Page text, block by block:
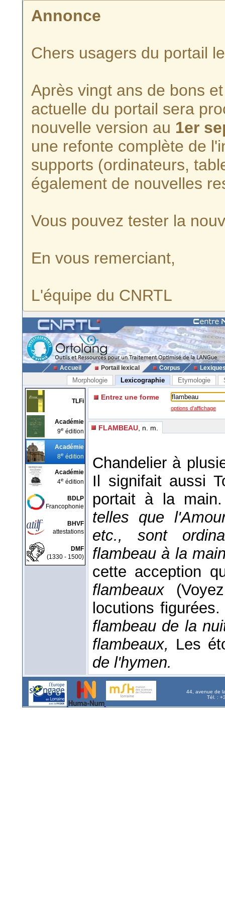
Annonce
Chers usagers du portail
Après vingt ans de bons
actuelle du portail sera
nouvelle version au 1er
une refonte complète de
supports (ordinateurs,
également de nouvelles
Vous pouvez tester la
En vous remerciant,
L'équipe du CNRTL
Accueil Portail lexical Corpus
Morphologie Lexicographie Etymologie
TLFi
Académie
9e édition
Académie
8e édition
Académie
4e édition
BDLP
Francophonie
BHVF
attestations
DMF
(1330 - 1500)
Entrez une forme
options d'affichage
FLAMBEAU , n. m.
Chandelier à
Il signifait aussi
portait à la
telles que
etc., sont
flambeau à la
cette acception
flambeaux
locutions
flambeau de la
flambeaux, Les
de l'hymen.
44, avenue de
Tél. :